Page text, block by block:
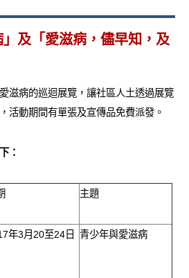
專家組
」及「愛滋病，儘早知，及
滋病的巡迴展覽，讓社區人土透過展覽
活動期間有單張及宣傳品免費派發。
：
主題
年3月20至24日 青少年與愛滋病